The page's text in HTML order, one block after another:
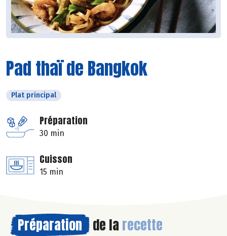
Pad thaï de Bangkok
Plat principal
Préparation
30 min
Cuisson
15 min
Préparation de la recette